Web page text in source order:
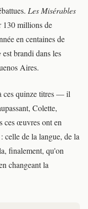
Les Misérables
130 millions de
en centaines de
est brandi dans les
Aires.
ces quinze titres — il
Colette,
ces œuvres ont en
: celle de la langue, de la
finalement, qu'on
changeant la